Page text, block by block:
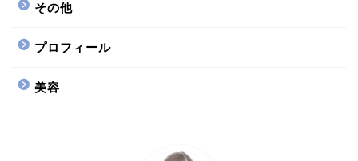
その他
プロフィール
美容